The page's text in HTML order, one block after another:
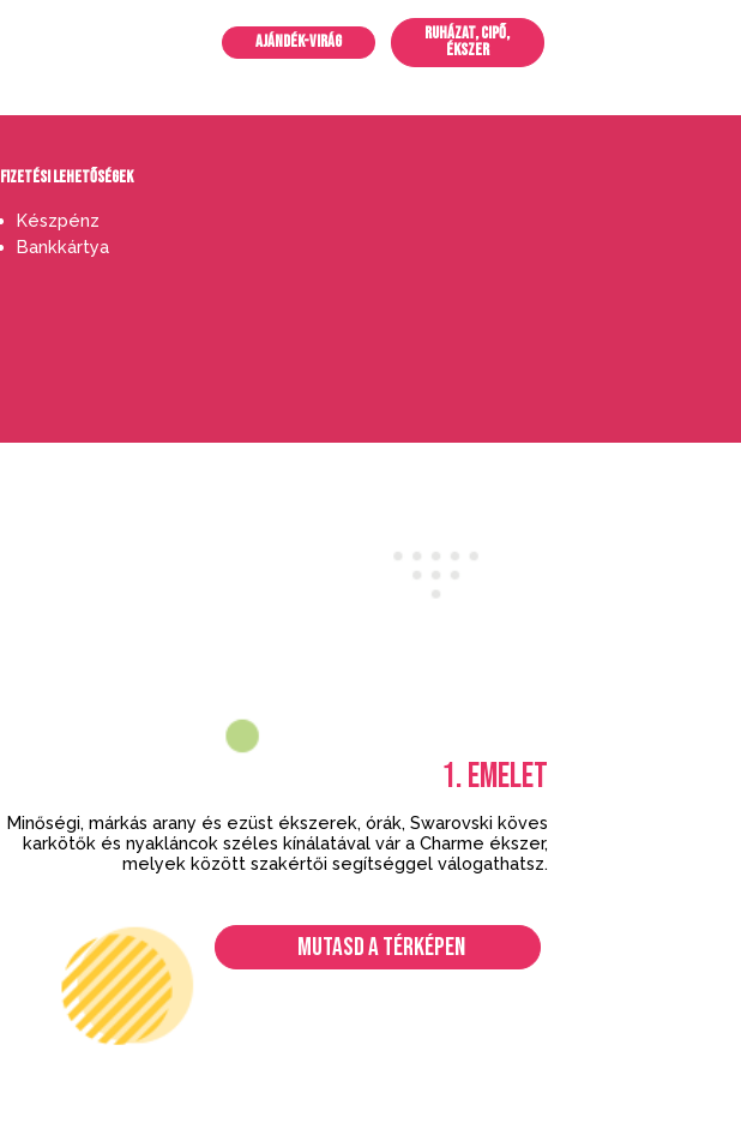
AJÁNDÉK-VIRÁG
RUHÁZAT, CIPŐ,
ÉKSZER
FIZETÉSI LEHETŐSÉGEK
Készpénz
Bankkártya
1.EMELET
Minőségi, márkás arany és ezüst ékszerek, órák, Swarovski köves
karkötők és nyakláncok széles kínálatával vár a Charme ékszer,
melyek között szakértői segítséggel válogathatsz.
MUTASD A TÉRKÉPEN